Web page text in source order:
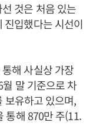
것은 처음 있는
진입했다는 시선이
해 사실상 가장
말 기준으로 차
보유하고 있으며,
통해 870만 주(11.